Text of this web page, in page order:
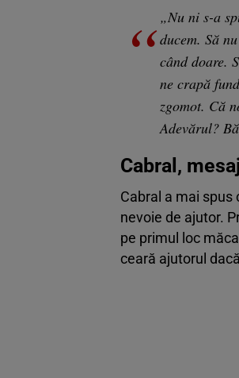
„Nu ni s-a
ducem. Să
când doare.
ne crapă
zgomot. Că
Adevărul?
Cabral,
Cabral a mai spus
nevoie de ajutor.
pe primul loc
ceară ajutorul